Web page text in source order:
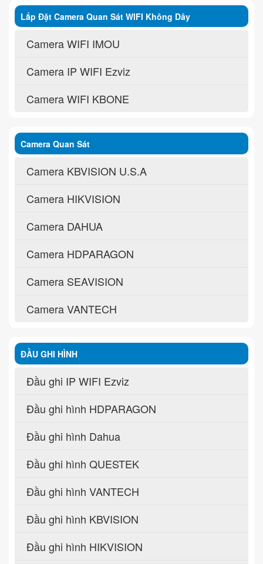
Lắp Đặt Camera Quan Sát WIFI Không Dây
Camera WIFI IMOU
Camera IP WIFI Ezviz
Camera WIFI KBONE
Camera Quan Sát
Camera KBVISION U.S.A
Camera HIKVISION
Camera DAHUA
Camera HDPARAGON
Camera SEAVISION
Camera VANTECH
ĐẦU GHI HÌNH
Đầu ghi IP WIFI Ezviz
Đầu ghi hình HDPARAGON
Đầu ghi hình Dahua
Đầu ghi hình QUESTEK
Đầu ghi hình VANTECH
Đầu ghi hình KBVISION
Đầu ghi hình HIKVISION